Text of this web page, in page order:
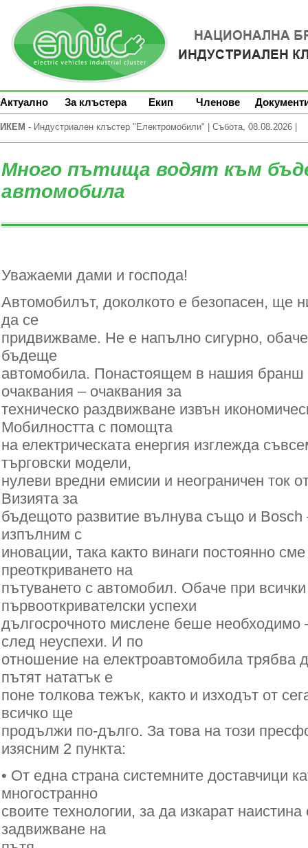
Актуално За клъстера Екип Членове
ИКЕМ - Индустриален клъстер "Електромобили" | Събота, 08.08.2026 |
Много пътища водят към
автомобила
Уважаеми дами и господа!
Автомобилът, доколкото е безопасен, ще
да се
придвижваме. Не е напълно сигурно,
бъдеще
автомобила. Понастоящем в нашия бранш
очаквания – очаквания за
техническо раздвижване извън
Мобилността с помощта
на електрическата енергия изглежда
търговски модели,
нулеви вредни емисии и неограничен ток
Визията за
бъдещото развитие вълнува също и Bosch
изпълним с
иновации, така както винаги постоянно
преоткриването на
пътуването с автомобил. Обаче при
първооткривателски успехи
дългосрочното мислене беше необходимо
след неуспехи. И по
отношение на електроавтомобила трябва
пътят нататък е
поне толкова тежък, както и изходът от
всичко ще
продължи по-дълго. За това на този
изясним 2 пункта:
• От една страна системните доставчици
многостранно
своите технологии, за да изкарат наистина
задвижване на